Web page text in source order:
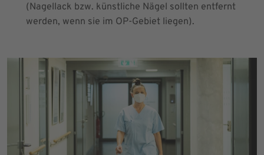
(Nagellack bzw. künstliche Nägel sollten entfernt
werden, wenn sie im OP-Gebiet liegen).